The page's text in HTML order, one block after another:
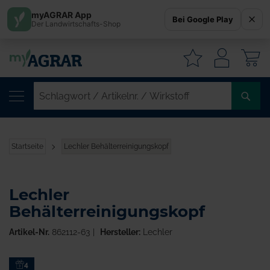
Startseite Lechler Behälterreinigungskopf
Zum4
Lechler
Behälterreinigungskopf
Artikel-Nr. 862112-63 Hersteller:Lechler
myAGRAR App
Der Landwirtschafts-Shop Bei Google Play